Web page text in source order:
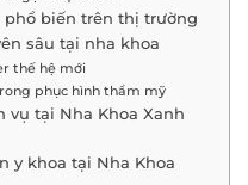
phổ biến trên thị trường
sâu tại nha khoa
thế hệ mới
phục hình thẩm mỹ
vụ tại Nha Khoa Xanh
y khoa tại Nha Khoa